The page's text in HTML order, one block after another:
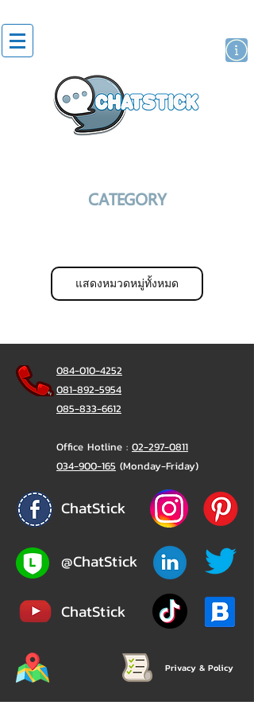
CATEGORY
แสดงหมวดหมู่ทั้งหมด
084-010-4252
081-892-5954
085-833-6612
Office Hotline : 02-297-0811
034-900-165 (Monday-Friday)
ChatStick
@ChatStick
ChatStick
Privacy & Policy
324/12 Verve Phetkasem 81